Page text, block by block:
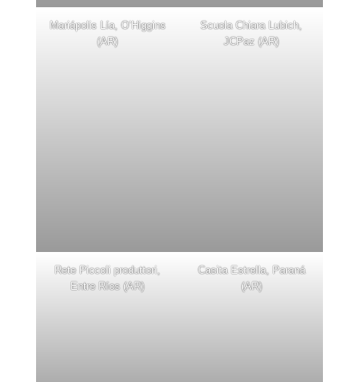
Mariápolis Lía, O’Higgins
(AR)
Scuola Chiara Lubich,
JCPaz (AR)
Rete Piccoli produttori,
Entre Ríos (AR)
Casita Estrella, Paraná
(AR)